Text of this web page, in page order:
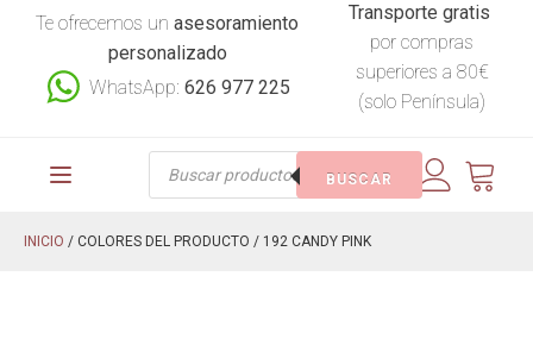
Te ofrecemos unasesoramiento
personalizado
WhatsApp:626 977 225
Transporte gratis
por compras
superiores a 80€
(solo Península)
Búsqueda
BUSCAR
INICIO / COLORES DEL PRODUCTO / 192 CANDY PINK